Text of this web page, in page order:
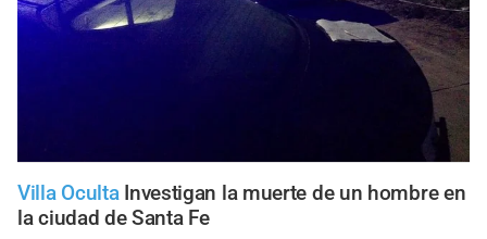
Villa Oculta Investigan la muerte de un hombre en
la ciudad de Santa Fe